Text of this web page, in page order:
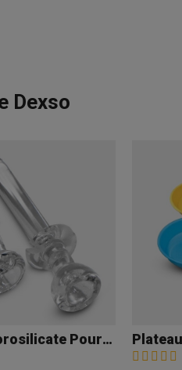
Dexso
Clou En Borosilicate Pour BHO